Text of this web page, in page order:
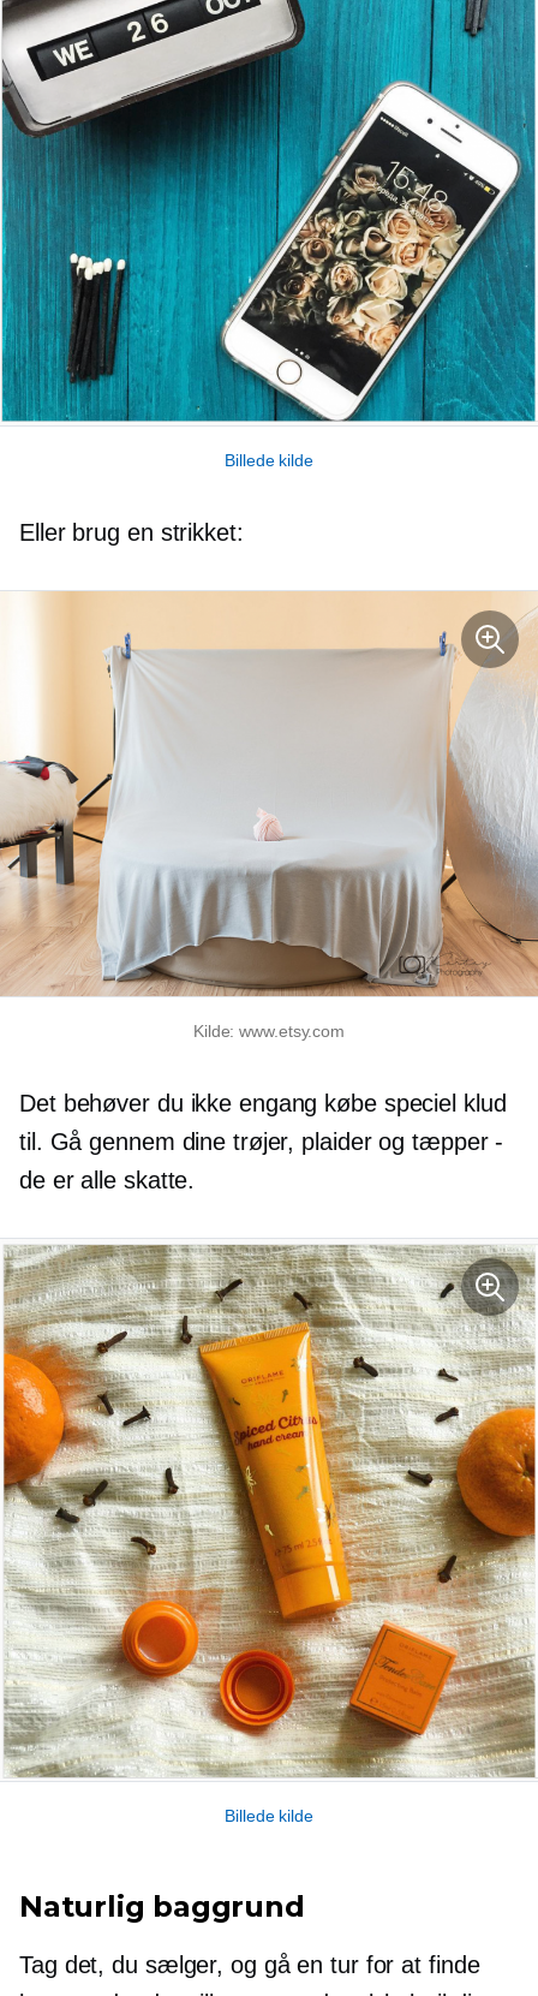
Billede kilde
Eller brug en strikket:
Kilde: www.etsy.com
Det behøver du ikke engang købe speciel klud
til. Gå gennem dine trøjer, plaider og tæpper -
de er alle skatte.
Billede kilde
Naturlig baggrund
Tag det, du sælger, og gå en tur for at finde